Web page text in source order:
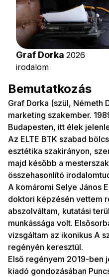
Graf Dorka 2026
irodalom
Bemutatkozás
Graf Dorka (szül, Németh
marketing szakember.
Budapesten, itt élek
Az ELTE BTK szabad
esztétika szakirányon,
majd később a
összehasonlító
A komáromi Selye János
doktori képzésén vettem
abszolváltam, kutatási
munkássága volt.
vizsgáltam az ikonikus A
regényén keresztül.
Első regényem 2019-ben
kiadó gondozásában